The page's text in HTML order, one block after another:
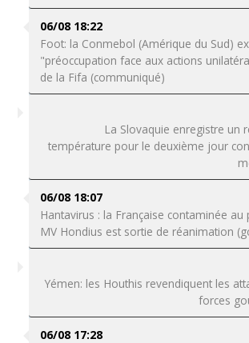
06/08 18:22
Foot: la Conmebol (Amérique du Sud)
"préoccupation face aux actions
de la Fifa (communiqué)
La Slovaquie enregistre un
température pour le deuxième jour
06/08 18:07
Hantavirus : la Française contaminée au
MV Hondius est sortie de réanimation
Yémen: les Houthis revendiquent les
forces
06/08 17:28